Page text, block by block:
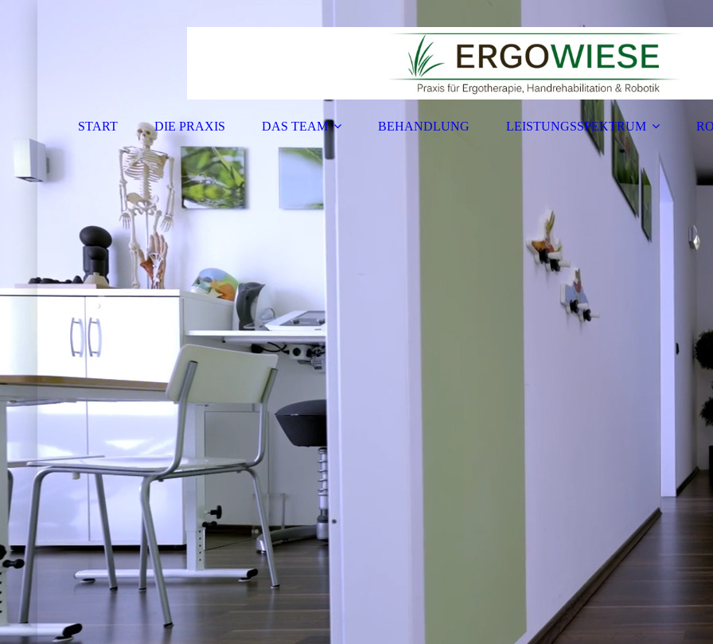
START DIE PRAXIS DAS TEAM BEHANDLUNG LEISTUNGSSPEKTRUM